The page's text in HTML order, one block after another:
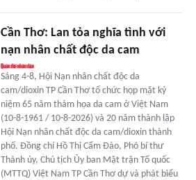
Cần Thơ: Lan tỏa nghĩa tình với
nạn nhân chất độc da cam
Sáng 4-8, Hội Nạn nhân chất độc da
cam/dioxin TP Cần Thơ tổ chức họp mặt kỷ
niệm 65 năm thảm họa da cam ở Việt Nam
(10-8-1961 / 10-8-2026) và 20 năm thành lập
Hội Nạn nhân chất độc da cam/dioxin thành
phố. Đồng chí Hồ Thị Cẩm Đào, Phó bí thư
Thành ủy, Chủ tịch Ủy ban Mặt trận Tổ quốc
(MTTQ) Việt Nam TP Cần Thơ dự và phát biểu